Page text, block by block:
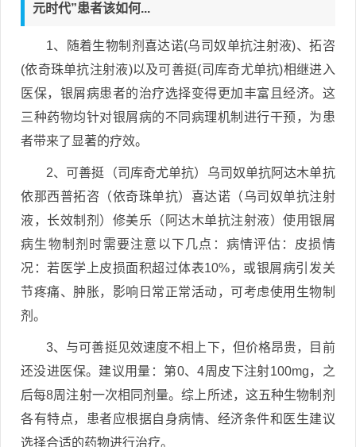
元时代”患者该如何...
1、随着生物制剂喜达诺(乌司奴单抗注射液)、拓咨
(依奇珠单抗注射液)以及可善挺(司库奇尤单抗)相继进入
医保，银屑病患者的治疗选择变得更加丰富且经济。这
三种药物均针对银屑病的不同病理机制进行干预，为患
者带来了显著的疗效。
2、可善挺（司库奇尤单抗）乌司奴单抗阿达木单抗
依那西普拓咨（依奇珠单抗）喜达诺（乌司奴单抗注射
液，长效制剂）修美乐（阿达木单抗注射液）使用银屑
病生物制剂时需要注意以下几点：病情评估：皮损情
况：若医学上皮损面积超过体表10%，或银屑病引发关
节疼痛、肿胀，影响日常正常活动，可考虑使用生物制
剂。
3、与可善挺见效速度不相上下，但价格昂贵，目前
还没进医保。建议用量：第0、4周皮下注射100mg，之
后每8周注射一次相同剂量。综上所述，这五种生物制剂
各有特点，患者应根据自身病情、经济条件和医生建议
选择合适的药物进行治疗。